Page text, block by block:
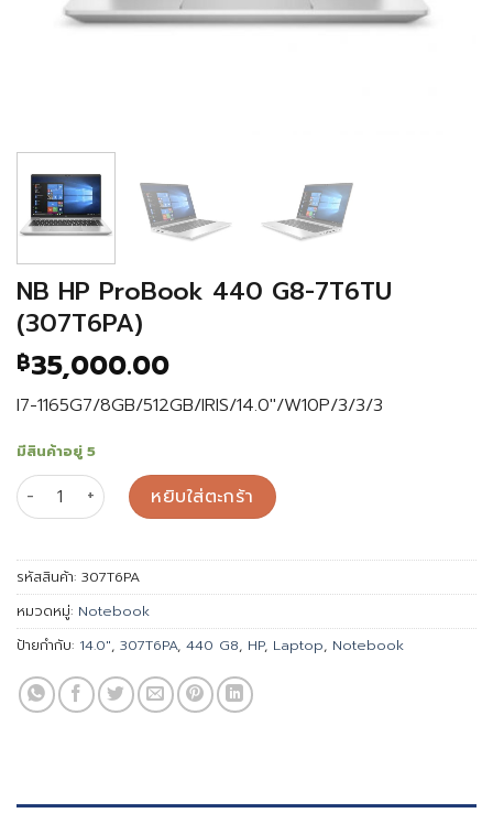
NB HP ProBook 440 G8-7T6TU
(307T6PA)
฿35,000.00
I7-1165G7/8GB/512GB/IRIS/14.0″/W10P/3/3/3
มีสินค้าอยู่ 5
จำนวน NB HP ProBook 440 G8-7T6TU (307T6PA) ชิ้น
หยิบใส่ตะกร้า
รหัสสินค้า: 307T6PA
หมวดหมู่: Notebook
ป้ายกำกับ: 14.0", 307T6PA, 440 G8, HP, Laptop, Notebook